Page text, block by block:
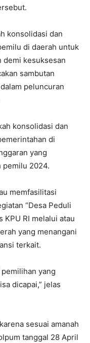
konsolidasi dan
di daerah untuk
demi kesuksesan
sambutan
peluncuran
konsolidasi dan
di
yang
pemilu 2024.
memfasilitasi
“Desa Peduli
KPU RI melalui atau
yang menangani
terkait.
yang
dicapai,” jelas
sesuai amanah
tanggal 28 April